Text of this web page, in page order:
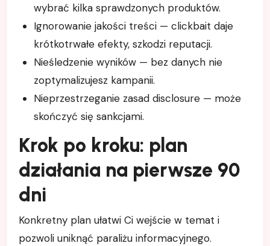
wybrać kilka sprawdzonych produktów.
Ignorowanie jakości treści — clickbait daje
krótkotrwałe efekty, szkodzi reputacji.
Nieśledzenie wyników — bez danych nie
zoptymalizujesz kampanii.
Nieprzestrzeganie zasad disclosure — może
skończyć się sankcjami.
Krok po kroku: plan
działania na pierwsze 90
dni
Konkretny plan ułatwi Ci wejście w temat i
pozwoli uniknąć paraliżu informacyjnego.